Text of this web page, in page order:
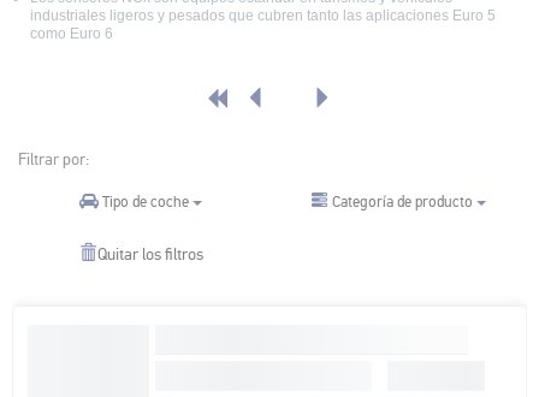
industriales ligeros y pesados que cubren tanto las aplicaciones Euro 5
como Euro 6
Filtrar por:
Tipo de coche Categoría de producto
Quitar los filtros